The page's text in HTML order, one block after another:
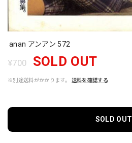
anan アンアン 572
¥700 SOLD OUT
※別途送料がかかります。 送料を確認する
SOLD OUT